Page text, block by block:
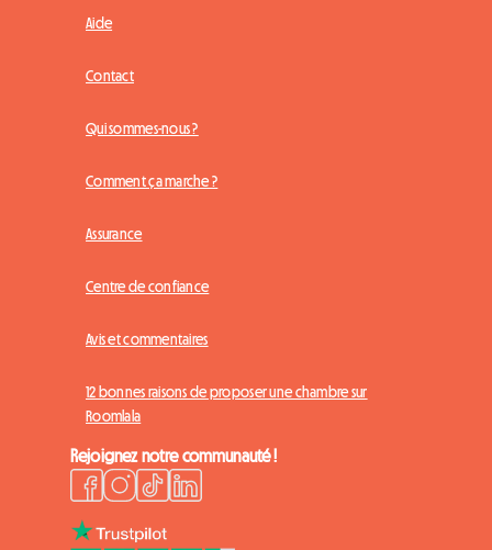
Aide
Contact
Qui sommes-nous ?
Comment ça marche ?
Assurance
Centre de confiance
Avis et commentaires
12 bonnes raisons de proposer une chambre sur
Roomlala
Rejoignez notre communauté !